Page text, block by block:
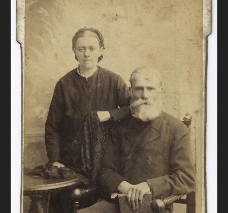
FAQ
ОНЛАЙН-КРАМНИЦЯ
ПІДТРИМАТИ